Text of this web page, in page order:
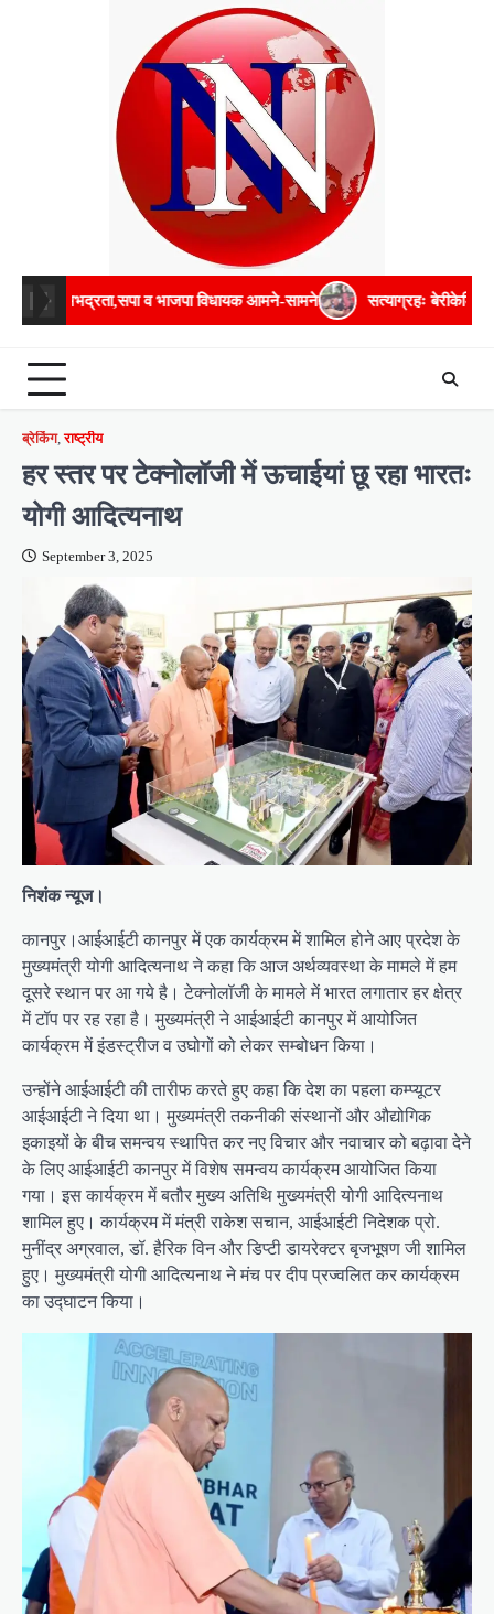
व भाजपा विधायक आमने-सामने सत्याग्रहः बेरीकेडिंग फांदकर चौराहे
ब्रेकिंग,राष्ट्रीय
हर स्तर पर टेक्नोलॉजी में ऊचाईयां छू रहा भारतः
योगी आदित्यनाथ
September 3, 2025
निशंक न्यूज।
कानपुर।आईआईटी कानपुर में एक कार्यक्रम में शामिल होने आए प्रदेश के
मुख्यमंत्री योगी आदित्यनाथ ने कहा कि आज अर्थव्यवस्था के मामले में हम
दूसरे स्थान पर आ गये है। टेक्नोलॉजी के मामले में भारत लगातार हर क्षेत्र
में टॉप पर रह रहा है। मुख्यमंत्री ने आईआईटी कानपुर में आयोजित
कार्यक्रम में इंडस्ट्रीज व उघोगों को लेकर सम्बोधन किया।
उन्होंने आईआईटी की तारीफ करते हुए कहा कि देश का पहला कम्प्यूटर
आईआईटी ने दिया था। मुख्यमंत्री तकनीकी संस्थानों और औद्योगिक
इकाइयों के बीच समन्वय स्थापित कर नए विचार और नवाचार को बढ़ावा देने
के लिए आईआईटी कानपुर में विशेष समन्वय कार्यक्रम आयोजित किया
गया। इस कार्यक्रम में बतौर मुख्य अतिथि मुख्यमंत्री योगी आदित्यनाथ
शामिल हुए। कार्यक्रम में मंत्री राकेश सचान, आईआईटी निदेशक प्रो.
मुनींद्र अग्रवाल, डॉ. हैरिक विन और डिप्टी डायरेक्टर बृजभूषण जी शामिल
हुए। मुख्यमंत्री योगी आदित्यनाथ ने मंच पर दीप प्रज्वलित कर कार्यक्रम
का उद्घाटन किया।